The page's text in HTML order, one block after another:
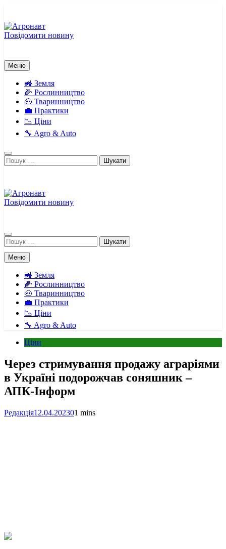
вмісту
Повідомити новину
Меню
🚜 Земля
🌽 Рослинництво
🐽 Тваринництво
💼 Практики
📉 Ціни
🔧 Agro & Auto
Пошук:
Повідомити новину
Пошук:
Меню
🚜 Земля
🌽 Рослинництво
🐽 Тваринництво
💼 Практики
📉 Ціни
🔧 Agro & Auto
Ціни
Через стримування продажу аграріями
в Україні подорожчав соняшник –
АПК-Інформ
Редакція12.04.202301 mins
Link
Print